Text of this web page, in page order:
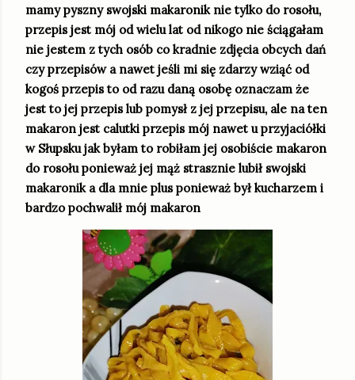
mamy pyszny swojski makaronik nie tylko do rosołu,
przepis jest mój od wielu lat od nikogo nie ściągałam
nie jestem z tych osób co kradnie zdjęcia obcych dań
czy przepisów a nawet jeśli mi się zdarzy wziąć od
kogoś przepis to od razu daną osobę oznaczam że
jest to jej przepis lub pomysł z jej przepisu, ale na ten
makaron jest calutki przepis mój nawet u przyjaciółki
w Słupsku jak byłam to robiłam jej osobiście makaron
do rosołu ponieważ jej mąż strasznie lubił swojski
makaronik a dla mnie plus ponieważ był kucharzem i
bardzo pochwalił mój makaron